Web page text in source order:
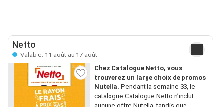
Netto
Valable: 11 août au 17 août
Chez Catalogue Netto, vous
trouverez un large choix de promos
Nutella. Pendant la semaine 33, le
catalogue Catalogue Netto n’inclut
aucune offre Nutella, tandis que